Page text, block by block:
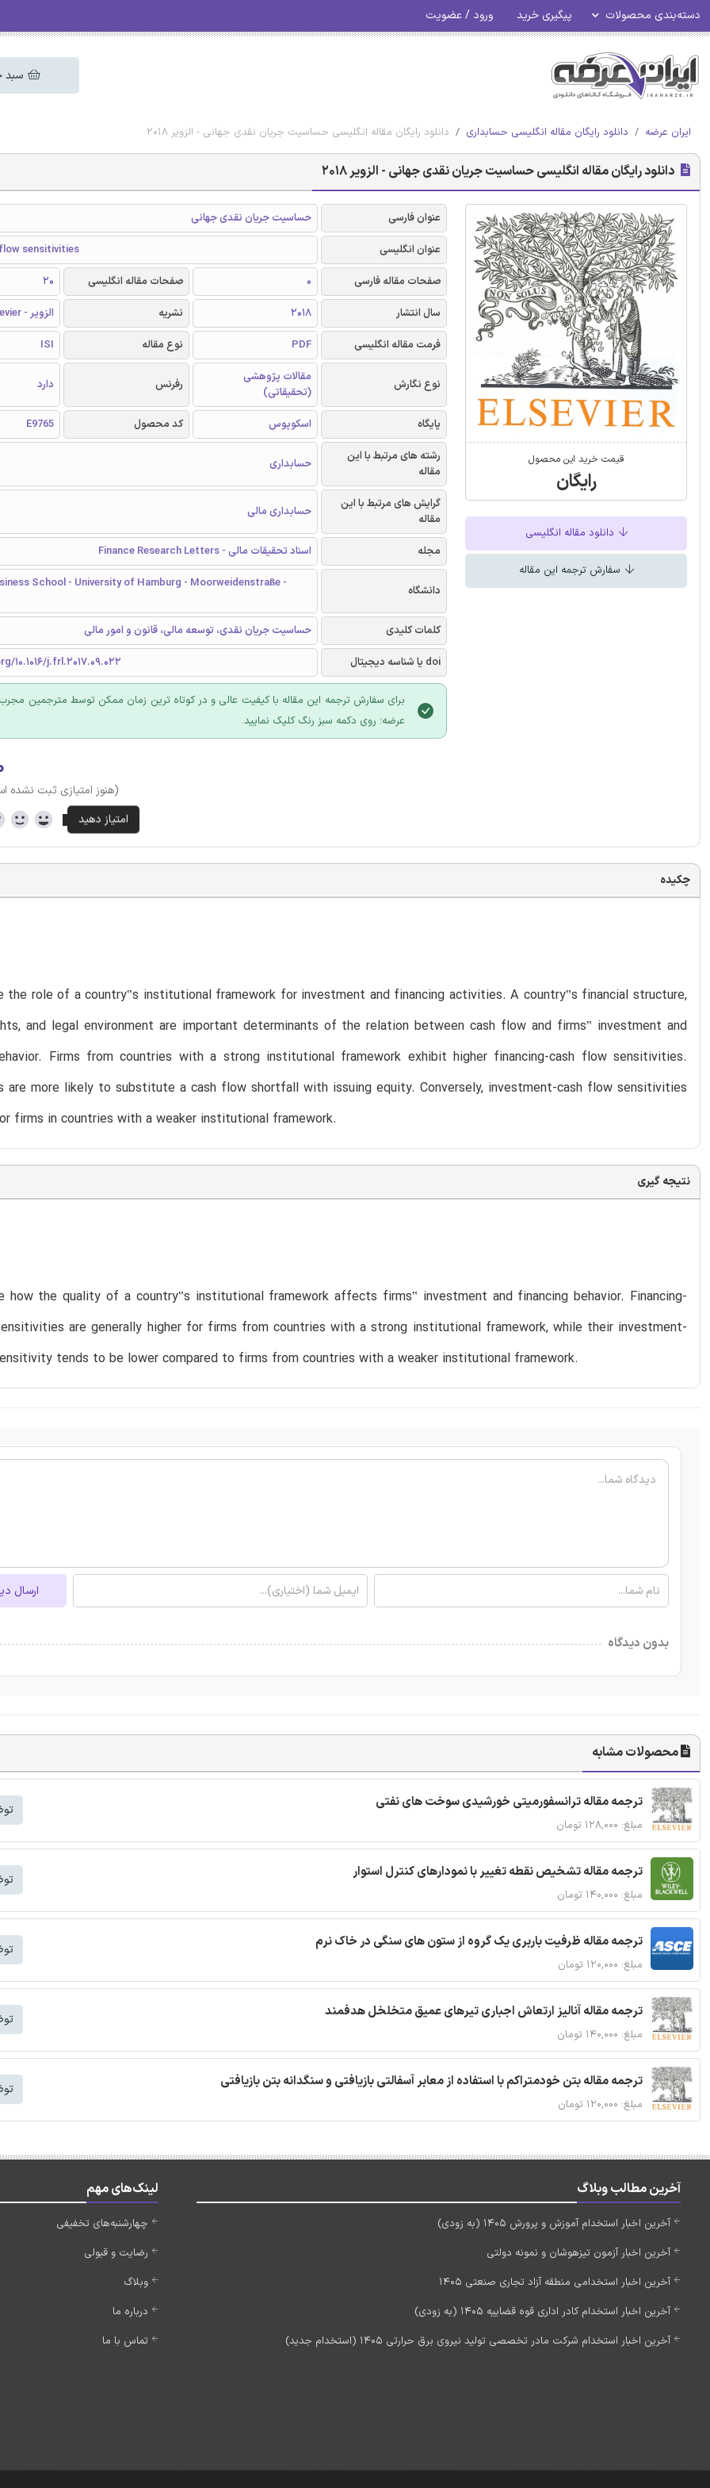
دسته‌بندی محصولات پیگیری خرید ورود / عضویت
سبد
ایران عرضه دانلود رایگان مقاله انگلیسی حسابداری دانلود رایگان مقاله انگلیسی حساسیت جریان نقدی جهانی - الزویر 2018
دانلود رایگان مقاله انگلیسی حساسیت جریان نقدی جهانی - الزویر 2018
قیمت خرید این محصول
رایگان
دانلود مقاله انگلیسی
سفارش ترجمه این مقاله
عنوان فارسی
حساسیت جریان نقدی جهانی
عنوان انگلیسی
sensitivities
صفحات مقاله فارسی
0 صفحات مقاله انگلیسی
20
سال انتشار
2018 نشریه
الزویر - Elsevier
فرمت مقاله انگلیسی
PDF نوع مقاله ISI
نوع نگارش
مقالات پژوهشی
(تحقیقاتی)
رفرنس دارد
پایگاه اسکوپوس کد محصول
E9765
رشته های مرتبط با این
مقاله
حسابداری
گرایش های مرتبط با این
مقاله
حسابداری مالی
مجله اسناد تحقیقات مالی - Finance Research Letters
دانشگاه School - University of Hamburg - Moorweidenstraße -
کلمات کلیدی
حساسیت جریان نقدی، توسعه مالی، قانون و امور مالی
doi یا شناسه دیجیتال
10.1016/j.frl.2017.09.022
برای سفارش ترجمه این مقاله با کیفیت عالی و در کوتاه ترین زمان ممکن توسط مترجمین
عرضه؛ روی دکمه سبز رنگ کلیک نمایید.
(هنوز امتیازی ثبت نشده
چکیده
the role of a country‟s institutional framework for investment and financing activities. A country‟s financial structure,
and legal environment are important determinants of the relation between cash flow and firms‟ investment and
Firms from countries with a strong institutional framework exhibit higher financing-cash flow sensitivities.
are more likely to substitute a cash flow shortfall with issuing equity. Conversely, investment-cash flow sensitivities
firms in countries with a weaker institutional framework.
نتیجه گیری
how the quality of a country‟s institutional framework affects firms‟ investment and financing behavior. Financing-
are generally higher for firms from countries with a strong institutional framework, while their investment-
tends to be lower compared to firms from countries with a weaker institutional framework.
ارسال
بدون دیدگاه
محصولات مشابه
ترجمه مقاله ترانسفورمیتی خورشیدی سوخت های نفتی
مبلغ: ۱۲۸,۰۰۰ تومان
ترجمه مقاله تشخیص نقطه تغییر با نمودارهای کنترل استوار
مبلغ: ۱۴۰,۰۰۰ تومان
ترجمه مقاله ظرفیت باربری یک گروه از ستون های سنگی در خاک نرم
مبلغ: ۱۲۰,۰۰۰ تومان
ترجمه مقاله آنالیز ارتعاش اجباری تیرهای عمیق متخلخل هدفمند
مبلغ: ۱۴۰,۰۰۰ تومان
ترجمه مقاله بتن خودمتراکم با استفاده از معابر آسفالتی بازیافتی و سنگدانه بتن بازیافتی
مبلغ: ۱۲۰,۰۰۰ تومان
آخرین مطالب وبلاگ
آخرین اخبار استخدام آموزش و پرورش 1405 (به زودی)
آخرین اخبار آزمون تیزهوشان و نمونه دولتی
آخرین اخبار استخدامی منطقه آزاد تجاری صنعتی 1405
آخرین اخبار استخدام کادر اداری قوه قضاییه 1405 (به زودی)
آخرین اخبار استخدام شرکت مادر تخصصی تولید نیروی برق حرارتی 1405 (استخدام جدید)
لینک‌های مهم
چهارشنبه‌های تخفیفی
رضایت و قبولی
وبلاگ
درباره ما
تماس با ما